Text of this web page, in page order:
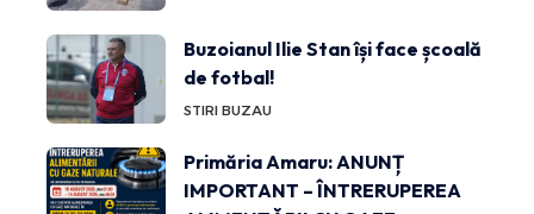
Buzoianul Ilie Stan își face școală
de fotbal!
STIRI BUZAU
Primăria Amaru: ANUNȚ
IMPORTANT – ÎNTRERUPEREA